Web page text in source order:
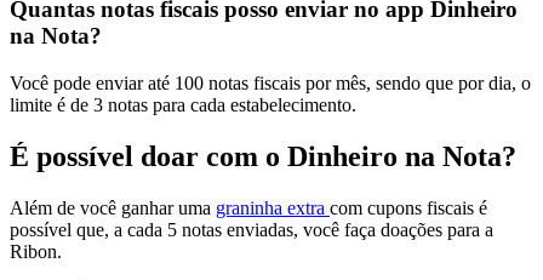
Quantas notas fiscais posso enviar no app Dinheiro
na Nota?
Você pode enviar até 100 notas fiscais por mês, sendo que por dia, o
limite é de 3 notas para cada estabelecimento.
É possível doar com o Dinheiro na Nota?
Além de você ganhar uma graninha extra com cupons fiscais é
possível que, a cada 5 notas enviadas, você faça doações para a
Ribon.